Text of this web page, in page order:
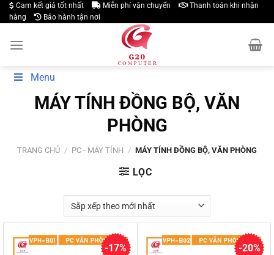
Skip
to
Cam kết giá tốt nhất Miễn phí vận chuyển
Thanh toán khi nhận
hàng
Bảo hành tận nơi
Menu
MÁY TÍNH ĐỒNG BỘ, VĂN
PHÒNG
TRANG CHỦ / PC - MÁY TÍNH / MÁY TÍNH ĐỒNG BỘ, VĂN PHÒNG
LỌC
-17% -20%